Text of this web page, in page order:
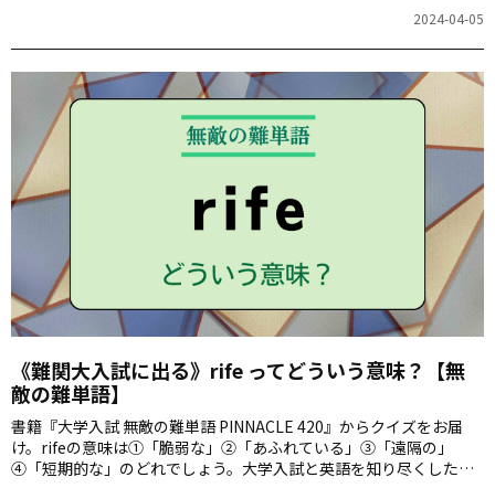
2024-04-05
《難関大入試に出る》rife ってどういう意味？【無
敵の難単語】
書籍『大学入試 無敵の難単語 PINNACLE 420』からクイズをお届
け。rifeの意味は①「脆弱な」②「あふれている」③「遠隔の」
④「短期的な」のどれでしょう。大学入試と英語を知り尽くした著